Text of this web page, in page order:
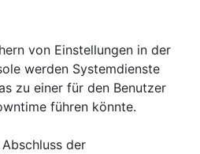
von Einstellungen in der
werden Systemdienste
zu einer für den Benutzer
führen könnte.
der